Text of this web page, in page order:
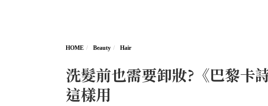
HOME Beauty Hair
洗髮前也需要卸妝?《巴黎卡
這樣用